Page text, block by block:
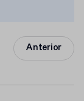
Anterior